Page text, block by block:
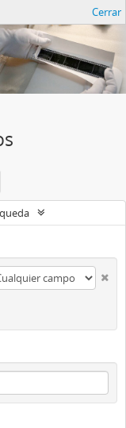
Cerrar